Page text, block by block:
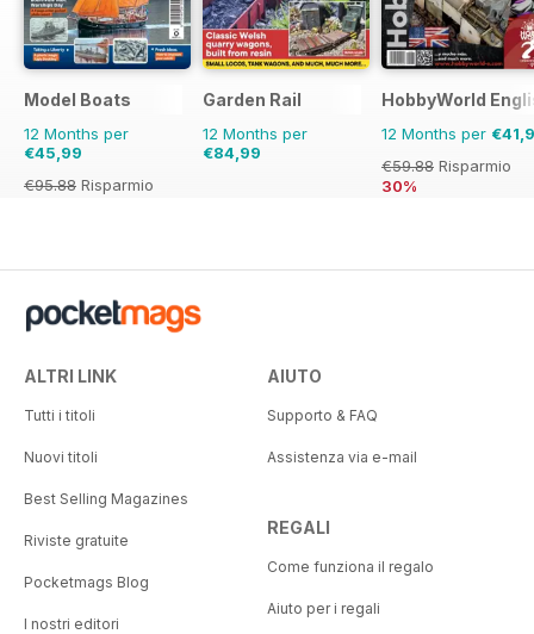
Model Boats
12 Months per
€45,99
€95.88 Risparmio
Garden Rail
12 Months per
€84,99
HobbyWorld
12 Months per
€59.88 Risparmio
30%
ALTRI LINK
Tutti i titoli
Nuovi titoli
Best Selling Magazines
Riviste gratuite
Pocketmags Blog
I nostri editori
AIUTO
Supporto & FAQ
Assistenza via e-mail
REGALI
Come funziona il regalo
Aiuto per i regali